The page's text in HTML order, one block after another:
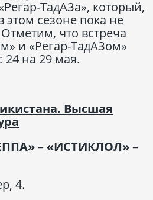
ТадАЗа», который,
этом сезоне пока не
что встреча
и «Регар-ТадАЗом»
24 на 29 мая.
Высшая
– «ИСТИКЛОЛ» –
4.